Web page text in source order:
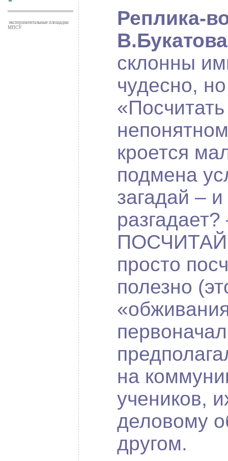
экспериментальные площадки
МПСУ
Реплика-
склонны
чудесно,
кроется
подмена
загадай –
просто
полезно
на
учеников,
деловому
другом.